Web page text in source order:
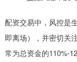
配资交易中，风控是
即离场），并密切关
常为总资金的110%-